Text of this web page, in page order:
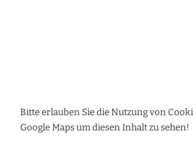
Bitte erlauben Sie die Nutzung von
Google Maps um diesen Inhalt zu sehen!